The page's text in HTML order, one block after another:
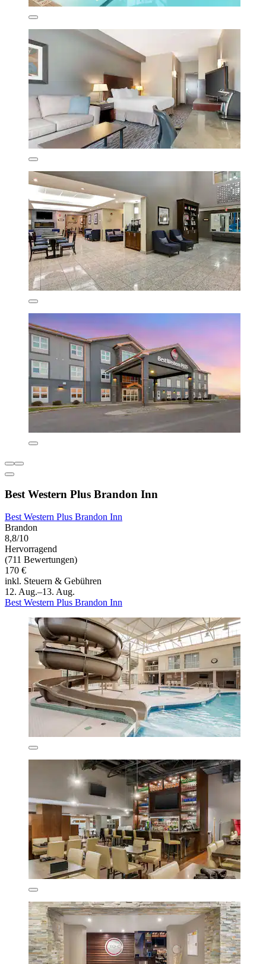
Best Western Plus Brandon Inn
Best Western Plus Brandon Inn
Brandon
8,8/10
Hervorragend
(711 Bewertungen)
170 €
inkl. Steuern & Gebühren
12. Aug.–13. Aug.
Best Western Plus Brandon Inn